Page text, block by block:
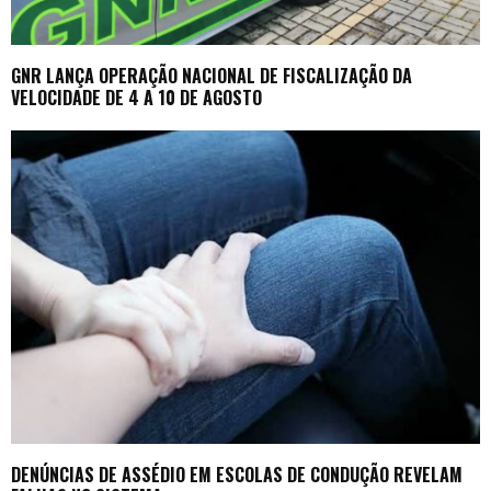
GNR LANÇA OPERAÇÃO NACIONAL DE FISCALIZAÇÃO DA
VELOCIDADE DE 4 A 10 DE AGOSTO
DENÚNCIAS DE ASSÉDIO EM ESCOLAS DE CONDUÇÃO REVELAM